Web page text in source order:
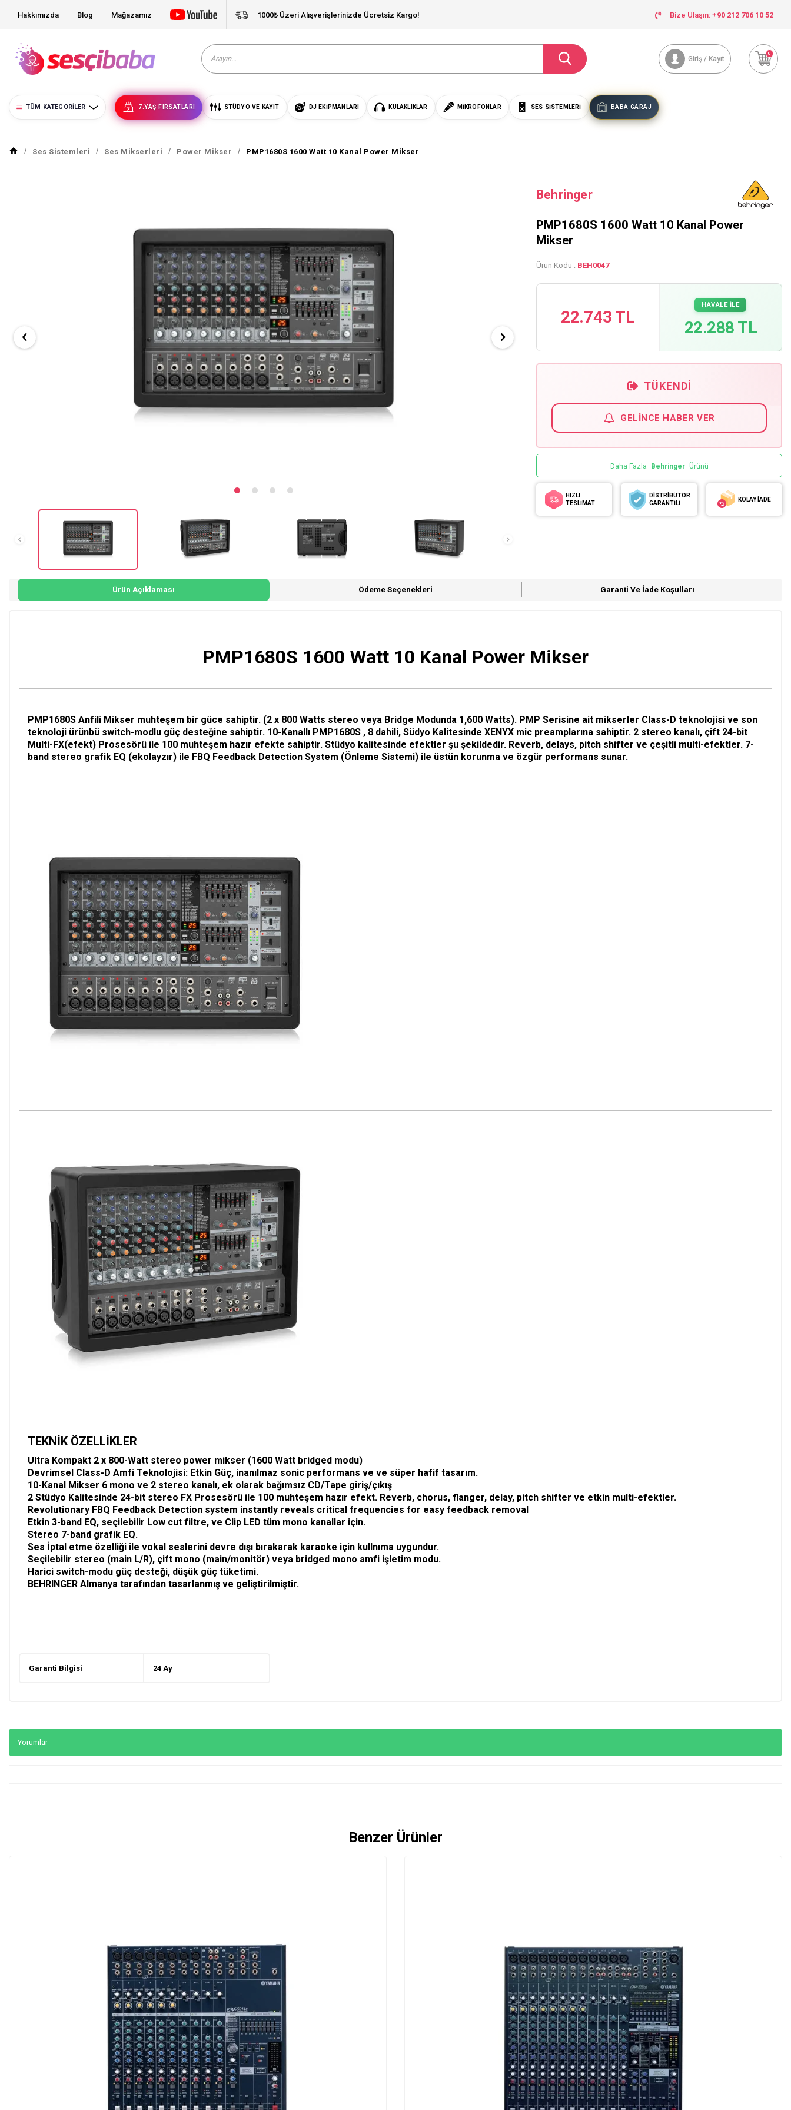
Hakkımızda Blog Mağazamız 1000₺ Üzeri Alışverişlerinizde Ücretsiz Kargo! Bize Ulaşın: +90 212 706 10 52
Giriş / Kayıt
0
TÜM KATEGORILER 7.YAŞ FIRSATLARI STÜDYO VE KAYIT DJ EKIPMANLARI KULAKLIKLAR MIKROFONLAR SES SISTEMLERI BABA GARAJ
Ses Sistemleri Ses Mikserleri Power Mikser PMP1680S 1600 Watt 10 Kanal Power Mikser
Behringer
PMP1680S 1600 Watt 10 Kanal Power
Mikser
Ürün Kodu : BEH0047
22.743 TL
HAVALE İLE
22.288 TL
TÜKENDI
GELINCE HABER VER
Daha Fazla Behringer Ürünü
HIZLI
TESLİMAT
DİSTRİBÜTÖR
GARANTİLİ
KOLAY İADE
Ürün Açıklaması Ödeme Seçenekleri Garanti Ve İade Koşulları
PMP1680S 1600 Watt 10 Kanal Power Mikser
PMP1680S Anfili Mikser muhteşem bir güce sahiptir. (2 x 800 Watts stereo veya Bridge Modunda 1,600 Watts). PMP Serisine ait mikserler Class-D teknolojisi ve son
teknoloji ürünbü switch-modlu güç desteğine sahiptir. 10-Kanallı PMP1680S , 8 dahili, Südyo Kalitesinde XENYX mic preamplarına sahiptir. 2 stereo kanalı, çift 24-bit
Multi-FX(efekt) Prosesörü ile 100 muhteşem hazır efekte sahiptir. Stüdyo kalitesinde efektler şu şekildedir. Reverb, delays, pitch shifter ve çeşitli multi-efektler. 7-
band stereo grafik EQ (ekolayzır) ile FBQ Feedback Detection System (Önleme Sistemi) ile üstün korunma ve özgür performans sunar.
TEKNİK ÖZELLİKLER
Ultra Kompakt 2 x 800-Watt stereo power mikser (1600 Watt bridged modu)
Devrimsel Class-D Amfi Teknolojisi: Etkin Güç, inanılmaz sonic performans ve ve süper hafif tasarım.
10-Kanal Mikser 6 mono ve 2 stereo kanalı, ek olarak bağımsız CD/Tape giriş/çıkış
2 Stüdyo Kalitesinde 24-bit stereo FX Prosesörü ile 100 muhteşem hazır efekt. Reverb, chorus, flanger, delay, pitch shifter ve etkin multi-efektler.
Revolutionary FBQ Feedback Detection system instantly reveals critical frequencies for easy feedback removal
Etkin 3-band EQ, seçilebilir Low cut filtre, ve Clip LED tüm mono kanallar için.
Stereo 7-band grafik EQ.
Ses İptal etme özelliği ile vokal seslerini devre dışı bırakarak karaoke için kullnıma uygundur.
Seçilebilir stereo (main L/R), çift mono (main/monitör) veya bridged mono amfi işletim modu.
Harici switch-modu güç desteği, düşük güç tüketimi.
BEHRINGER Almanya tarafından tasarlanmış ve geliştirilmiştir.
Garanti Bilgisi 24 Ay
Yorumlar
Benzer Ürünler